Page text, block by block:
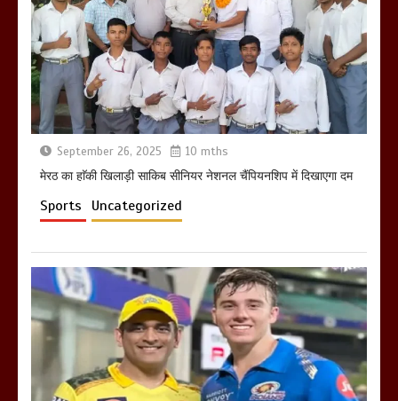
होलिका रखने पर लात मार कर होलिका को किया
तहस नहस,मोहल्ले वालों के साथ की गई गाली
गलोच ,कहा अगर रखी गई होली तो होगा खून
खराबा,
March 11, 2025
September 26, 2025 10 mths
मेरठ का हाॅकी खिलाड़ी साकिब सीनियर नेशनल चैंपियनशिप में दिखाएगा दम
Sports Uncategorized